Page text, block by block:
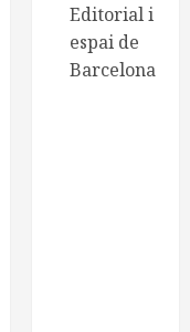
Editorial i
espai de
Barcelona